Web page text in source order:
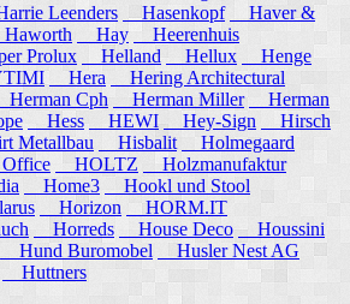
Leenders Hasenkopf
Haver &
Hay
Heerenhuis
Prolux
Helland Hellux
Henge
Hera
Hering Architectural
Herman Cph Herman Miller
Herman
Hess HEWI Hey-Sign
Hirsch
Metallbau Hisbalit
Holmegaard
HOLTZ
Holzmanufaktur
Home3
Hookl und Stool
Horizon
HORM.IT
Horreds House Deco
Houssini
Hund Buromobel
Husler Nest AG
Huttners